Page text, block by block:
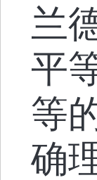
兰
平
等
确